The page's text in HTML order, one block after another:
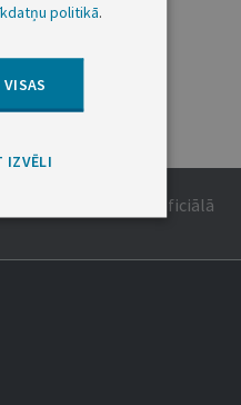
Tā saturs ir oficiālā
politikā.
IZVĒLI